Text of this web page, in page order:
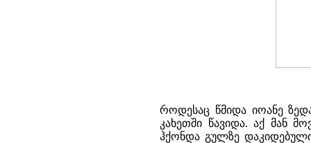
როდესაც წმიდა იოანე
კახეთში წავიდა. აქ მან
ჰქონდა გულზე